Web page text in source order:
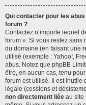
Qui contacter pour les
forum ?
Contactez n’importe lequel
forum ». Si vous restez sans
du domaine (en faisant une
utilisé (exemple : Yahoo!,
abus. Notez que phpBB
être, en aucun cas, tenu
forum est utilisé. Il est inutile
légale (cessions et
non directement liée au site